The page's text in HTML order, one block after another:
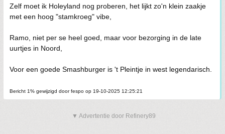
Zelf moet ik Holeyland nog proberen, het lijkt zo'n klein zaakje
met een hoog "stamkroeg" vibe,
Ramo, niet per se heel goed, maar voor bezorging in de late
uurtjes in Noord,
Voor een goede Smashburger is 't Pleintje in west legendarisch.
Bericht 1% gewijzigd door fespo op 19-10-2025 12:25:21
▼ Advertentie door Refinery89